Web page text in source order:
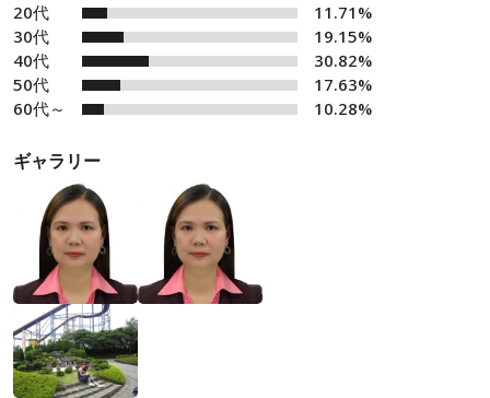
20代
11.71%
30代
19.15%
40代
30.82%
50代
17.63%
60代～
10.28%
ギャラリー